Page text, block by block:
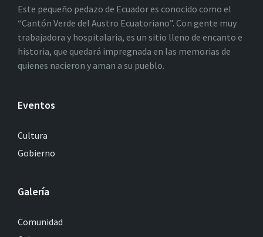
Este pequeño pedazo de Ecuador es conocido como el
“Cantón Verde del Austro Ecuatoriano”. Con gente muy
trabajadora y hospitalaria, es un sitio lleno de encanto e
historia, que quedará impregnada en las memorias de
quienes nacieron y aman a su pueblo.
Eventos
Cultura
Gobierno
Galería
Comunidad